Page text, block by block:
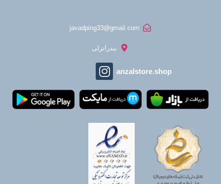
javadping33@gmail.com
بندرانزلی
anzalstore.shop